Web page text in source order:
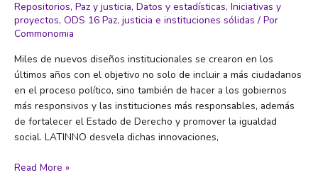
Repositorios, Paz y justicia, Datos y estadísticas, Iniciativas y
proyectos, ODS 16 Paz, justicia e instituciones sólidas / Por
Commonomia
Miles de nuevos diseños institucionales se crearon en los
últimos años con el objetivo no solo de incluir a más ciudadanos
en el proceso político, sino también de hacer a los gobiernos
más responsivos y las instituciones más responsables, además
de fortalecer el Estado de Derecho y promover la igualdad
social. LATINNO desvela dichas innovaciones,
Proyecto
Read More »